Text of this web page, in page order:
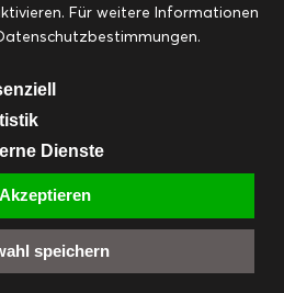
Kategorie Ostern Resteküche
SliderStartseite
Vorspeisen
& Suppen
& Events
PINTEREST EMAIL
Für weitere Informationen
Dienste
speichern